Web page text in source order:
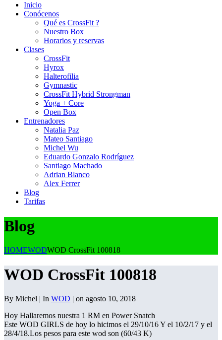
Inicio
Conócenos
Qué es CrossFit ?
Nuestro Box
Horarios y reservas
Clases
CrossFit
Hyrox
Halterofilia
Gymnastic
CrossFit Hybrid Strongman
Yoga + Core
Open Box
Entrenadores
Natalia Paz
Mateo Santiago
Michel Wu
Eduardo Gonzalo Rodríguez
Santiago Machado
Adrian Blanco
Alex Ferrer
Blog
Tarifas
Blog
HOMEWODWOD CrossFit 100818
WOD CrossFit 100818
By Michel | In WOD | on agosto 10, 2018
Hoy Hallaremos nuestra 1 RM en Power Snatch
Este WOD GIRLS de hoy lo hicimos el 29/10/16 Y el 10/2/17 y el
28/4/18.Los pesos para este wod son (60/43 K)